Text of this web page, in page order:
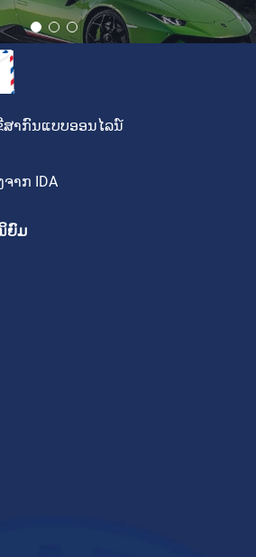
າກົນແບບອອນໄລນ໌
າກ IDA
ຍົມ